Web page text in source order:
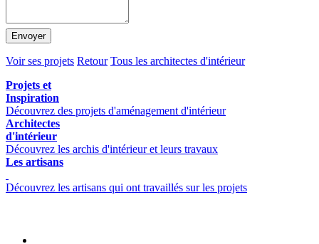
Envoyer
Voir ses projets Retour Tous les architectes d'intérieur
Projets et
Inspiration
Découvrez des projets d'aménagement d'intérieur
Architectes
d'intérieur
Découvrez les archis d'intérieur et leurs travaux
Les artisans
Découvrez les artisans qui ont travaillés sur les projets